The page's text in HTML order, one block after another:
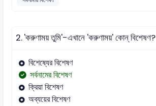
2.'করুণাময় তুমি'-এখানে 'করুণাময়' কোন্ বিশেষণ?
বিশেষ্যের বিশেষণ
সর্বনামের বিশেষণ
ক্রিয়া বিশেষণ
অব্যয়ের বিশেষণ